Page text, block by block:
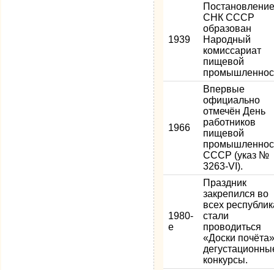
1939
СНК СССР
образован
Народный
комиссариат
пищевой
1966
Впервые
официально
отмечён День
работников
пищевой
СССР (указ №
3263-VI).
1980-
е
Праздник
закрепился во
всех
стали
проводиться
«Доски
конкурсы.